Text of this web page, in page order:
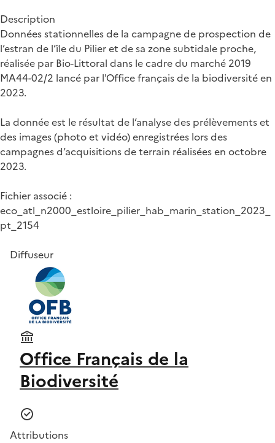
Description
Données stationnelles de la campagne de prospection de
l’estran de l’île du Pilier et de sa zone subtidale proche,
réalisée par Bio-Littoral dans le cadre du marché 2019
MA44-02/2 lancé par l'Office français de la biodiversité en
2023.
La donnée est le résultat de l’analyse des prélèvements et
des images (photo et vidéo) enregistrées lors des
campagnes d’acquisitions de terrain réalisées en octobre
2023.
Fichier associé :
eco_atl_n2000_estloire_pilier_hab_marin_station_2023_
pt_2154
Diffuseur
Office Français de la
Biodiversité
Attributions